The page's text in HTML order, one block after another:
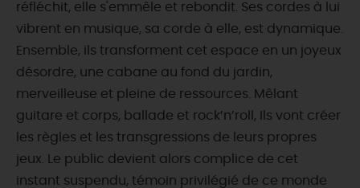
réfléchit, elle s'emmêle et rebondit. Ses cordes à lui
vibrent en musique, sa corde à elle, est dynamique.
Ensemble, ils transforment cet espace en un joyeux
désordre, une cabane au fond du jardin,
merveilleuse et pleine de ressources. Mêlant
guitare et corps, ballade et rock’n’roll, Ils vont créer
les règles et les transgressions de leurs propres
jeux. Le public devient alors complice de cet
instant suspendu, témoin privilégié de ce monde